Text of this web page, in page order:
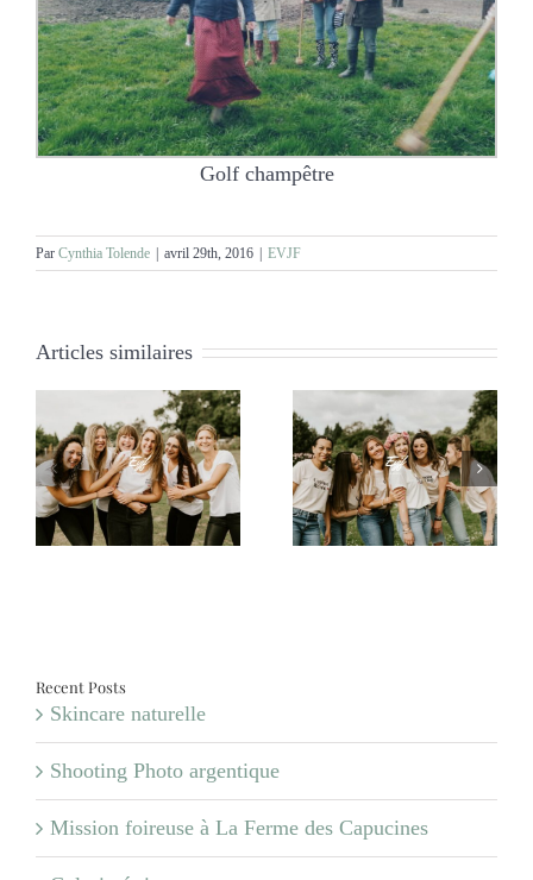
Golf champêtre
Par Cynthia Tolende | avril 29th, 2016 | EVJF
Articles similaires
EVJF Audrey EVJF Amélie
Recent Posts
Skincare naturelle
Shooting Photo argentique
Mission foireuse à La Ferme des Capucines